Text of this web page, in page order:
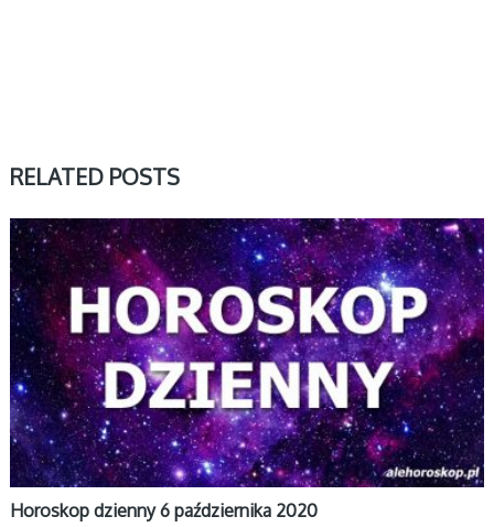
RELATED POSTS
DZIENNY
Horoskop dzienny 6 października 2020